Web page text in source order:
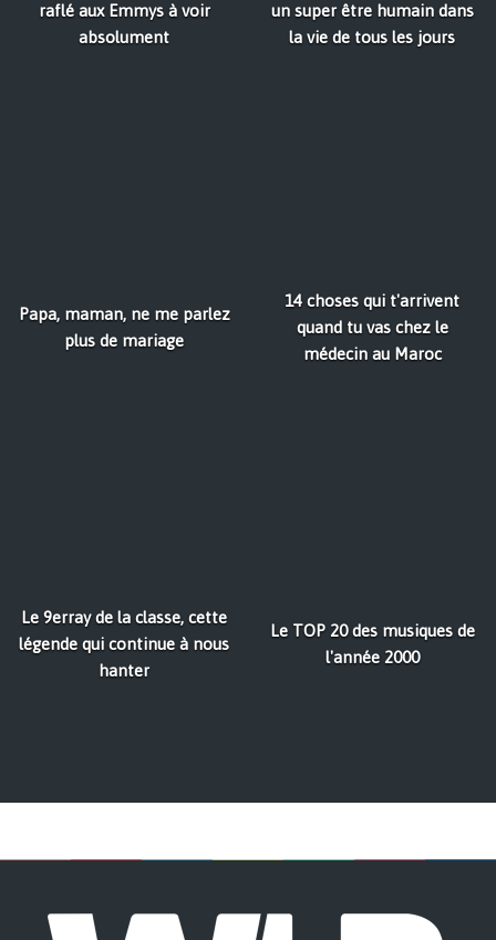
raflé aux Emmys à voir
absolument
un super être humain dans
la vie de tous les jours
Papa, maman, ne me parlez
plus de mariage
14 choses qui t'arrivent
quand tu vas chez le
médecin au Maroc
Le 9erray de la classe, cette
légende qui continue à nous
hanter
Le TOP 20 des musiques de
l'année 2000